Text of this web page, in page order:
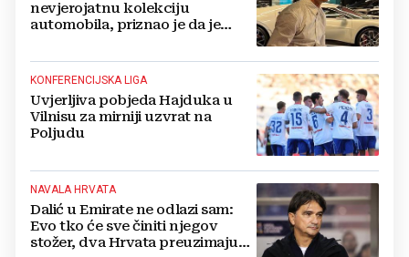
nevjerojatnu kolekciju
automobila, priznao je da je
KONFERENCIJSKA LIGA
Uvjerljiva pobjeda Hajduka u
Vilnisu za mirniji uzvrat na
Poljudu
NAVALA HRVATA
Dalić u Emirate ne odlazi sam:
Evo tko će sve činiti njegov
stožer, dva Hrvata preuzimaju